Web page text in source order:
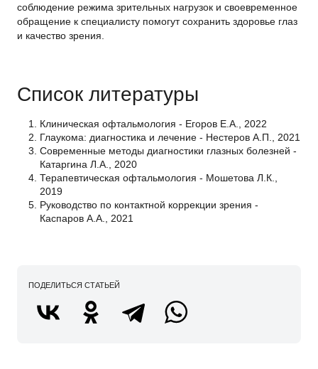
соблюдение режима зрительных нагрузок и своевременное
обращение к специалисту помогут сохранить здоровье глаз
и качество зрения.
Список литературы
Клиническая офтальмология - Егоров Е.А., 2022
Глаукома: диагностика и лечение - Нестеров А.П., 2021
Современные методы диагностики глазных болезней -
Катаргина Л.А., 2020
Терапевтическая офтальмология - Мошетова Л.К.,
2019
Руководство по контактной коррекции зрения -
Каспаров А.А., 2021
ПОДЕЛИТЬСЯ СТАТЬЕЙ